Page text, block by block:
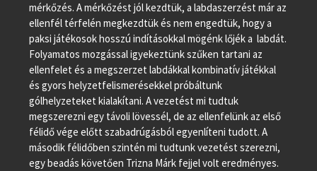
mérkőzés. A mérkőzést jól kezdtük, a labdaszerzést már az
ellenfél térfelén megkezdtük és nem engedtük, hogy a
paksi játékosok hosszú indításokkal mögénk lőjék a labdát.
Folyamatos mozgással igyekeztünk szűken tartani az
ellenfelet és a megszerzet labdákkal kombinatív játékkal
és gyors helyzetfelismerésekkel próbáltunk
gólhelyzeteket kialakítani. A vezetést mi tudtuk
megszerezni egy távoli lövessél, de az ellenfelünk az első
félidő vége előtt szabadrúgásból egyenlíteni tudott. A
második félidőben szintén mi tudtunk vezetést szerezni,
egy beadás követően Trizna Márk fejjel volt eredményes.